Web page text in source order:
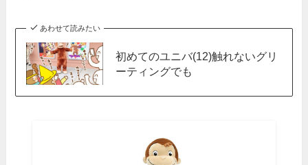
あわせて読みたい
初めてのユニバ(12)触れないグリ
ーティングでも